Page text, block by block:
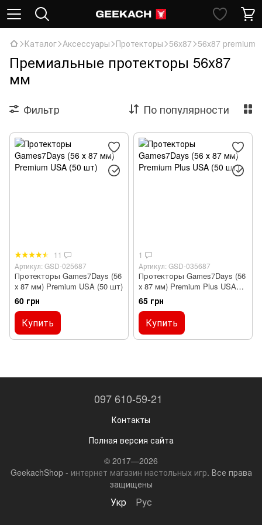
Каталог Аксессуары Протекторы 56x87 56x87 premium
Премиальные протекторы 56x87
мм
Фильтр По популярности
11
Артикул: GSD-025687
Протекторы Games7Days (56
х 87 мм) Premium USA (50 шт)
60 грн
Купить
1
Артикул: GSD-035687
Протекторы Games7Days (56
х 87 мм) Premium Plus USA
(50 шт)
65 грн
Купить
097 610-59-21
Контакты
Полная версия сайта
© 2017—2026
GeekachShop - интернет магазин настольных игр. Все права
защищены
Укр Рус